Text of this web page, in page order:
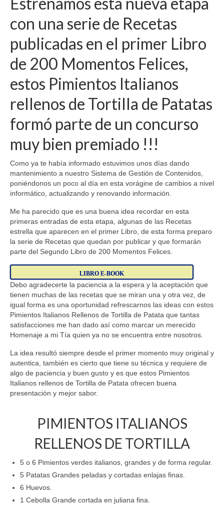
con una serie de Recetas
publicadas en el primer Libro
de 200 Momentos Felices,
estos Pimientos Italianos
rellenos de Tortilla de Patatas
formó parte de un concurso
muy bien premiado !!!
Como ya te había informado estuvimos unos días dando
mantenimiento a nuestro Sistema de Gestión de Contenidos,
poniéndonos un poco al día en esta vorágine de cambios a nivel
informático, actualizando y renovando información.
Me ha parecido que es una buena idea recordar en esta
primeras entradas de esta etapa, algunas de las Recetas
estrella que aparecen en el primer Libro, de esta forma preparo
la serie de Recetas que quedan por publicar y que formarán
parte del Segundo Libro de 200 Momentos Felices.
LIBRO E-BOOK
Debo agradecerte la paciencia a la espera y la aceptación que
tienen muchas de las recetas que se miran una y otra vez, de
igual forma es una oportunidad refrescarnos las ideas con estos
Pimientos Italianos Rellenos de Tortilla de Patata que tantas
satisfacciones me han dado así como marcar un merecido
Homenaje a mi Tía quien ya no se encuentra entre nosotros.
La idea resultó siempre desde el primer momento muy original y
autentica, también es cierto que tiene su técnica y requiere de
algo de paciencia y buen gusto y es que estos Pimientos
Italianos rellenos de Tortilla de Patata ofrecen buena
presentación y mejor sabor.
PIMIENTOS ITALIANOS
RELLENOS DE TORTILLA
5 o 6 Pimientos verdes italianos, grandes y de forma regular.
5 Patatas Grandes peladas y cortadas enlajas finas.
6 Huevos.
1 Cebolla Grande cortada en juliana fina.